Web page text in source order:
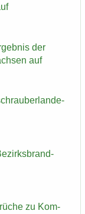
der
auf
zu Kom­